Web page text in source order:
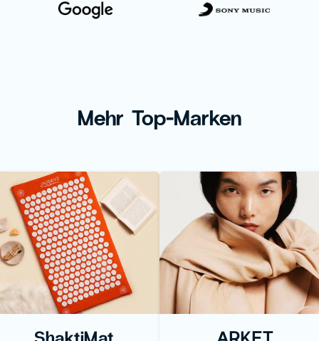
Mehr Top-Marken
ShaktiMat ARKET